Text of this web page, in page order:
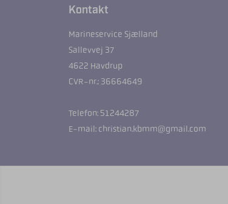
Kontakt
Marineservice Sjælland
Sallevvej 37
4622 Havdrup
CVR-nr.: 36664649
Telefon: 51244287
E-mail: christian.kbmm@gmail.com